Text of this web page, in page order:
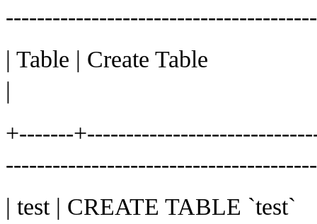
| Table | Create Table
|
+-------
| test | CREATE TABLE `test`